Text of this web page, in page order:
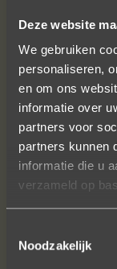
Deze website
We gebruiken
personaliseren,
en om ons
informatie over
partners voor
partners kunnen
informatie die u
verzameld op
Noodzakelijk
Wat